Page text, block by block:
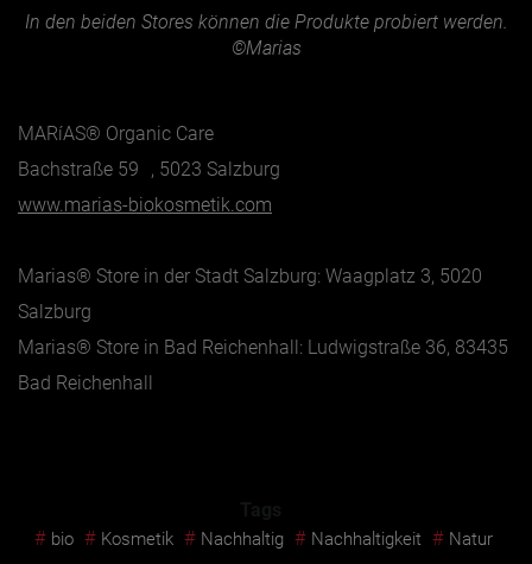
In den beiden Stores können die Produkte probiert werden.
©Marias
MARíAS® Organic Care
Bachstraße 59 , 5023 Salzburg
www.marias-biokosmetik.com
Marias® Store in der Stadt Salzburg: Waagplatz 3, 5020
Salzburg
Marias® Store in Bad Reichenhall: Ludwigstraße 36, 83435
Bad Reichenhall
# bio # Kosmetik # Nachhaltig # Nachhaltigkeit # Natur